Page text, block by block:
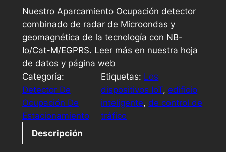
Nuestro Aparcamiento Ocupación detector
combinado de radar de Microondas y
geomagnética de la tecnología con NB-
Io/Cat-M/EGPRS. Leer más en nuestra hoja
de datos y página web
Categoría:
Detector De
Ocupación De
Estacionamiento
Etiquetas: Los
dispositivos IoT, edificio
inteligente, de control de
tráfico
Descripción